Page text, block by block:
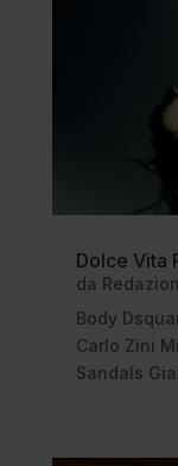
Dolce Vita
da
Body
Carlo Zini
Sandals